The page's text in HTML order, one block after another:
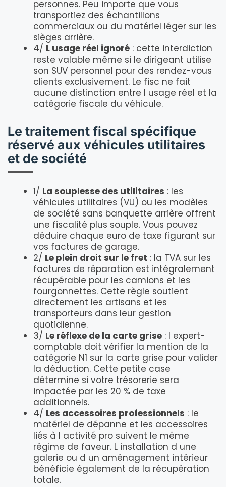
personnes. Peu importe que vous
transportiez des échantillons
commerciaux ou du matériel léger sur les
sièges arrière.
4/ L usage réel ignoré : cette interdiction
reste valable même si le dirigeant utilise
son SUV personnel pour des rendez-vous
clients exclusivement. Le fisc ne fait
aucune distinction entre l usage réel et la
catégorie fiscale du véhicule.
Le traitement fiscal spécifique
réservé aux véhicules utilitaires
et de société
1/ La souplesse des utilitaires : les
véhicules utilitaires (VU) ou les modèles
de société sans banquette arrière offrent
une fiscalité plus souple. Vous pouvez
déduire chaque euro de taxe figurant sur
vos factures de garage.
2/ Le plein droit sur le fret : la TVA sur les
factures de réparation est intégralement
récupérable pour les camions et les
fourgonnettes. Cette règle soutient
directement les artisans et les
transporteurs dans leur gestion
quotidienne.
3/ Le réflexe de la carte grise : l expert-
comptable doit vérifier la mention de la
catégorie N1 sur la carte grise pour valider
la déduction. Cette petite case
détermine si votre trésorerie sera
impactée par les 20 % de taxe
additionnels.
4/ Les accessoires professionnels : le
matériel de dépanne et les accessoires
liés à l activité pro suivent le même
régime de faveur. L installation d une
galerie ou d un aménagement intérieur
bénéficie également de la récupération
totale.